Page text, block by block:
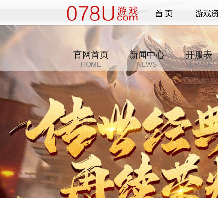
官网首页
HOME
新闻中心
NEWS
开服表
SERVER